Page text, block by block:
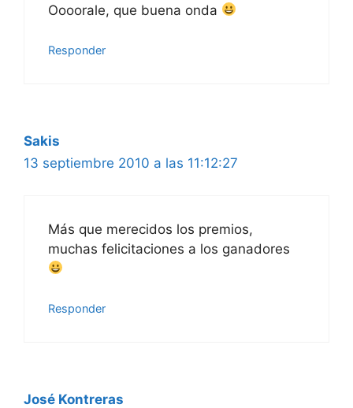
Oooorale, que buena onda
Responder
Sakis
13 septiembre 2010 a las 11:12:27
Más que merecidos los premios,
muchas felicitaciones a los ganadores
Responder
José Kontreras